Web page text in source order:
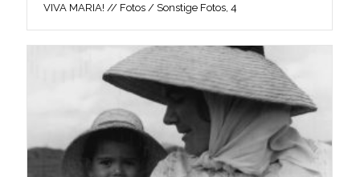
VIVA MARIA! // Fotos / Sonstige Fotos, 4